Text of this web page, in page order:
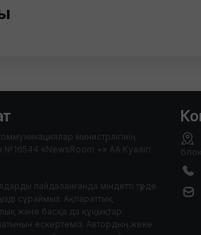
министрлігінің
«NewsRoom +» АА Куәлігі
пайдаланғанда міндетті түрде
сұраймыз. Ақпараттық
және басқа да құқықтар
ескертеміз. Автордың жеке